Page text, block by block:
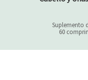
Suplemento
60